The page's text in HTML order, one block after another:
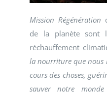
Mission Régénération
de la planète sont
réchauffement
la nourriture que nous
cours des choses,
sauver notre